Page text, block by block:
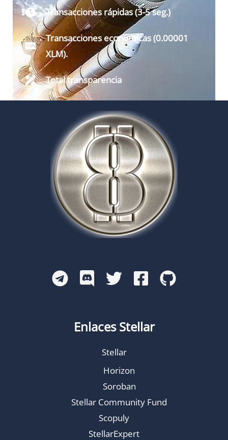
Transacciones rápidas (3-5 seg.)
Transacciones económicas (0.00001
XLM).
Total transparencia
Enlaces Stellar
Stellar
Horizon
Soroban
Stellar Community Fund
Scopuly
StellarExpert